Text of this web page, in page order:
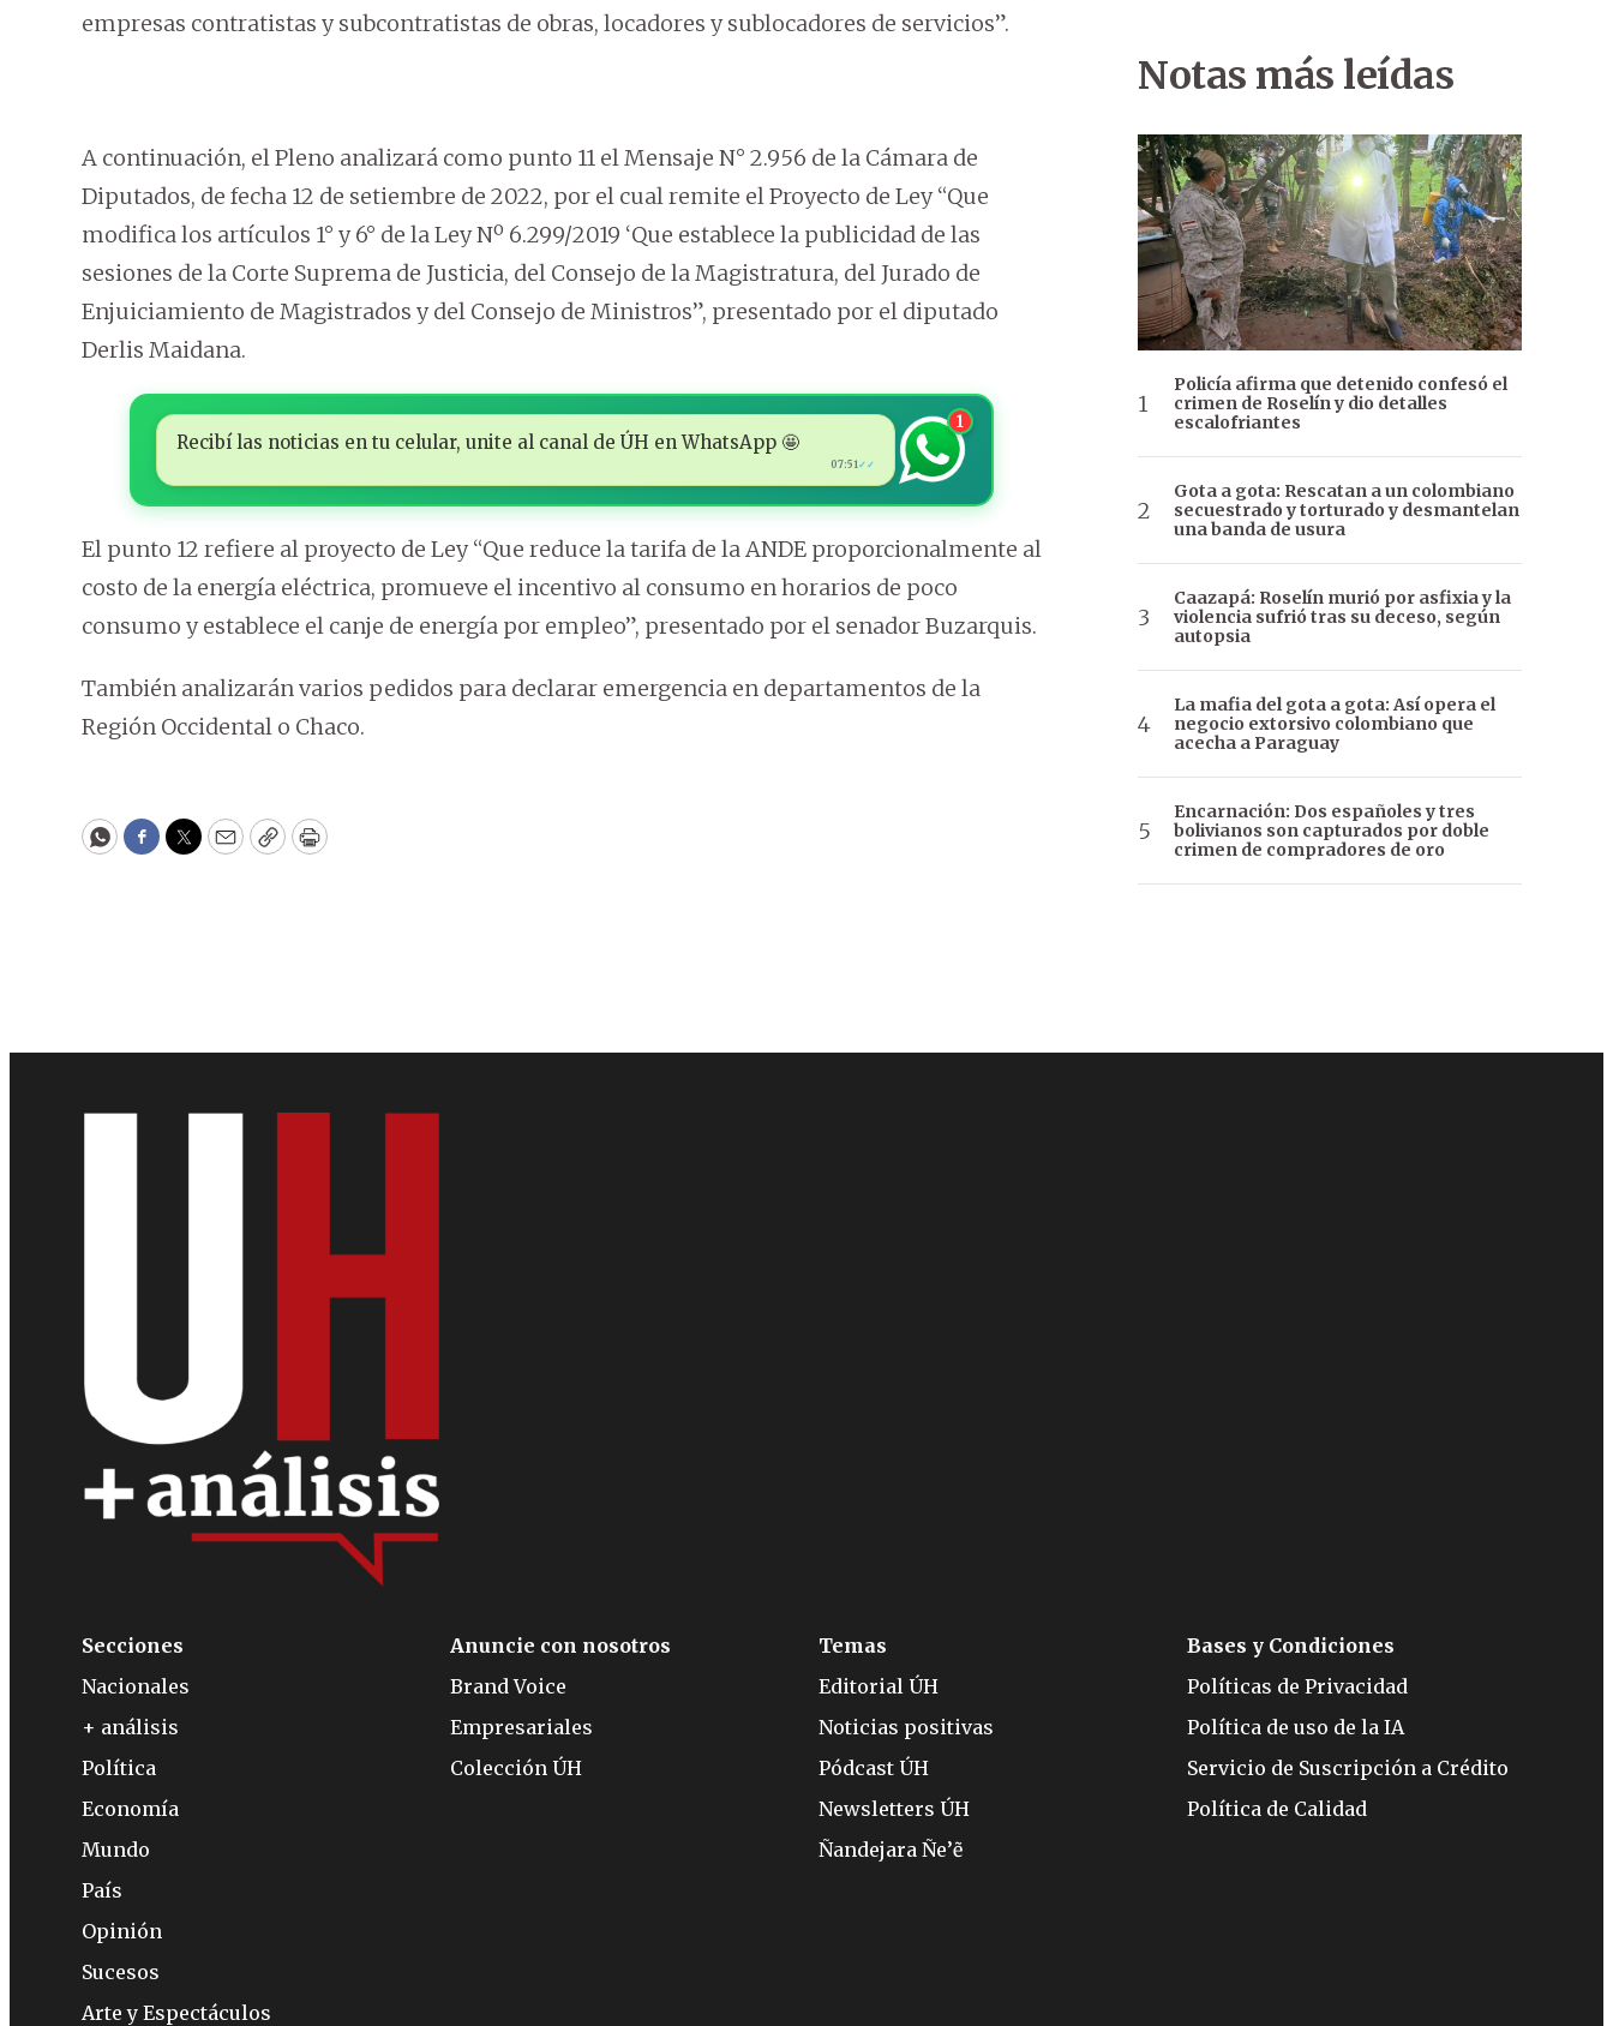
empresas contratistas y subcontratistas de obras, locadores y sublocadores de servicios”.
A continuación, el Pleno analizará como punto 11 el Mensaje N° 2.956 de la Cámara de
Diputados, de fecha 12 de setiembre de 2022, por el cual remite el Proyecto de Ley “Que
modifica los artículos 1° y 6° de la Ley Nº 6.299/2019 ‘Que establece la publicidad de las
sesiones de la Corte Suprema de Justicia, del Consejo de la Magistratura, del Jurado de
Enjuiciamiento de Magistrados y del Consejo de Ministros”, presentado por el diputado
Derlis Maidana.
Recibí las noticias en tu celular, unite al canal de ÚH en WhatsApp 🤩
07:51✓✓
1
El punto 12 refiere al proyecto de Ley “Que reduce la tarifa de la ANDE proporcionalmente al
costo de la energía eléctrica, promueve el incentivo al consumo en horarios de poco
consumo y establece el canje de energía por empleo”, presentado por el senador Buzarquis.
También analizarán varios pedidos para declarar emergencia en departamentos de la
Región Occidental o Chaco.
WhatsApp
Facebook
Twitter
EmailCopyPrint
Notas más leídas
Policía afirma que detenido confesó el
crimen de Roselín y dio detalles
escalofriantes
Gota a gota: Rescatan a un colombiano
secuestrado y torturado y desmantelan
una banda de usura
Caazapá: Roselín murió por asfixia y la
violencia sufrió tras su deceso, según
autopsia
La mafia del gota a gota: Así opera el
negocio extorsivo colombiano que
acecha a Paraguay
Encarnación: Dos españoles y tres
bolivianos son capturados por doble
crimen de compradores de oro
Secciones
Nacionales
+ análisis
Política
Economía
Mundo
País
Opinión
Sucesos
Arte y Espectáculos
Anuncie con nosotros
Brand Voice
Empresariales
Colección ÚH
Temas
Editorial ÚH
Noticias positivas
Pódcast ÚH
Newsletters ÚH
Ñandejara Ñe’ẽ
Bases y Condiciones
Políticas de Privacidad
Política de uso de la IA
Servicio de Suscripción a Crédito
Política de Calidad